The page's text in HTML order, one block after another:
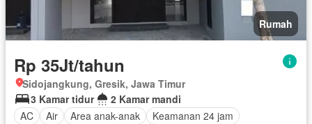
Rumah
Rp 35Jt/tahun
Sidojangkung, Gresik, Jawa Timur
3 Kamar tidur
2 Kamar mandi
AC
Air Area anak-anak
Keamanan 24 jam